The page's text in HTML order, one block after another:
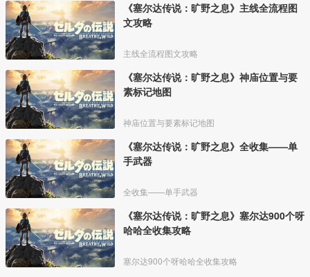
《塞尔达传说：旷野之息》主线全流程图
文攻略
主线全流程图文攻略
《塞尔达传说：旷野之息》神庙位置与要
素标记地图
神庙位置与要素标记地图
《塞尔达传说：旷野之息》全收集——单
手武器
全收集——单手武器
《塞尔达传说：旷野之息》塞尔达900个呀
哈哈全收集攻略
塞尔达900个呀哈哈全收集攻略